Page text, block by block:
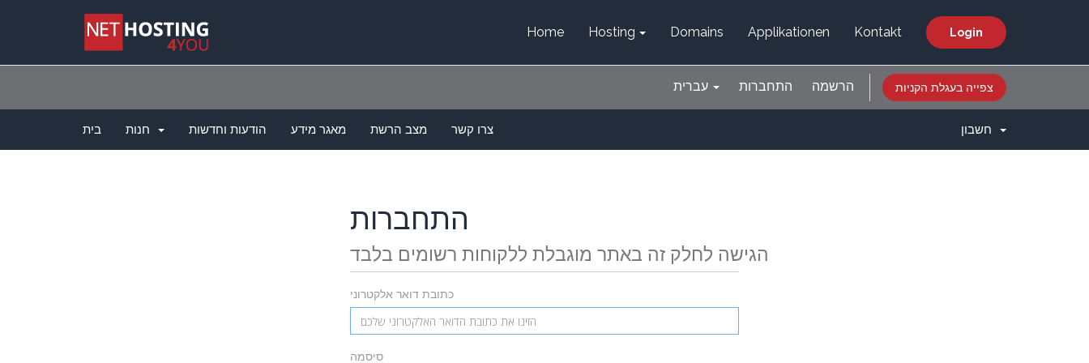
Login
Home Hosting Domains Applikationen Kontakt
התחברות הרשמה צפייה בעגלת הקניות
בית הודעות וחדשות מאגר מידע מצב הרשת צרו קשר
התחברות
הגישה לחלק זה באתר מוגבלת ללקוחות רשומים בלבד
כתובת דואר אלקטרוני
סיסמה